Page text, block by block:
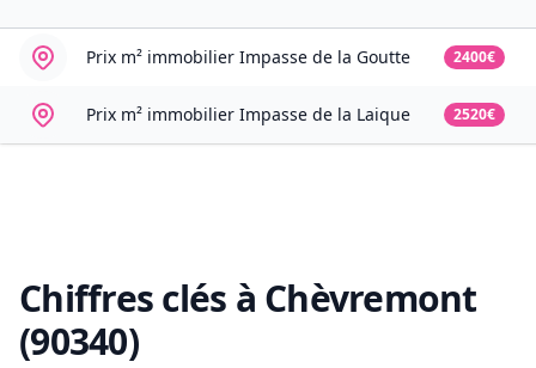
Prix m² immobilier Impasse de la Goutte 2400€
Prix m² immobilier Impasse de la Laique 2520€
Chiffres clés à Chèvremont
(90340)